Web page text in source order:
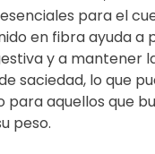
para el
en fibra ayuda a
y a mantener
saciedad, lo que
para aquellos que
peso.